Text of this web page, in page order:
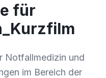
für
Notfallmedizin und
im Bereich der